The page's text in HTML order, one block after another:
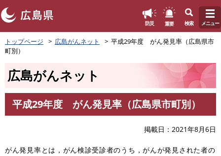
ペ
ー
ジ
。
防災 重要 検索 メニュー
トップページ 広島がんネット
平成29年度 がん発見率（広島県市
町別）
広島がんネット
文
平成29年度 がん発見率（広島県市町別）
掲載日 2021年8月6日
がん発見率とは，がん検診受診者のうち，がんが発見された者の